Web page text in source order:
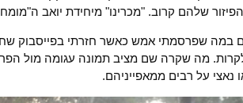
שלהם קרוב. "מכרינו" מיחידת יואב
במה שפרסמתי אמש כאשר חזרתי בפייסבוק
מה שקרה שם מציב תמונה עגומה מול
נאצי על רבים ממאפייניהם.